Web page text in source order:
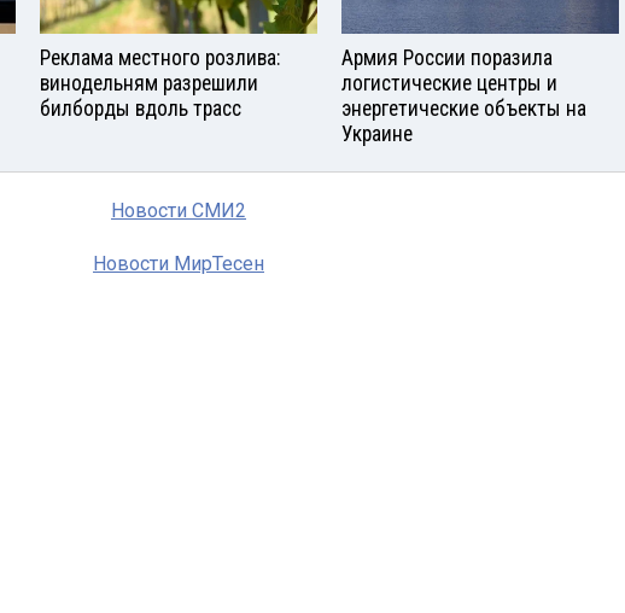
Реклама местного розлива:
винодельням разрешили
билборды вдоль трасс
Армия России поразила
логистические центры и
энергетические объекты на
Украине
Новости СМИ2
Новости МирТесен